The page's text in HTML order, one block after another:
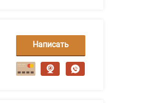
Написать
сообщение